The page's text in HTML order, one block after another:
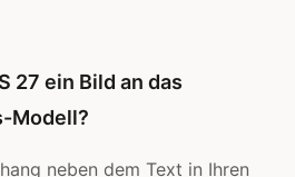
27 ein Bild an das
Modell?
neben dem Text in Ihren